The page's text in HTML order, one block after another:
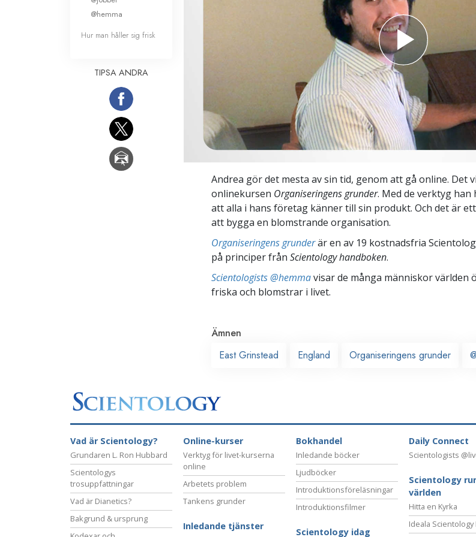
Andrea gör det mesta av sin tid, genom att gå online. Det
onlinekursen Organiseringens grunder. Med de verktyg
att alla i hans företag känner till sin produkt. Och det är
att bygga en blomstrande organisation.
Organiseringens grunderär en av 19 kostnadsfria
på principer från Scientology handboken.
Scientologists @hemmavisar de många människor världen
friska och blomstrar i livet.
Ämnen
East Grinstead
England Organiseringens grunder
@hemma
Hur man håller sig frisk
TIPSA ANDRA
Vad är Scientology?
Grundaren L. Ron Hubbard
Scientologys
trosuppfattningar
Vad är Dianetics?
Bakgrund & ursprung
Online-kurser
Verktyg för livet-kurserna
online
Arbetets problem
Tankens grunder
Inledande tjänster
Bokhandel
Inledande böcker
Ljudböcker
Introduktionsföreläsningar
Introduktionsfilmer
Scientology idag
Daily Connect
Scientologists
Scientology
världen
Hitta en Kyrka
Ideala Scientology